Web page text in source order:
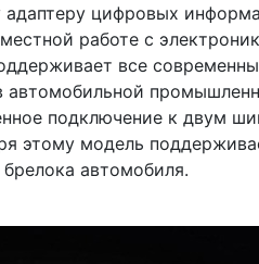
адаптеру цифровых
работе с
все
автомобильной
подключение к двум
этому модель
автомобиля.